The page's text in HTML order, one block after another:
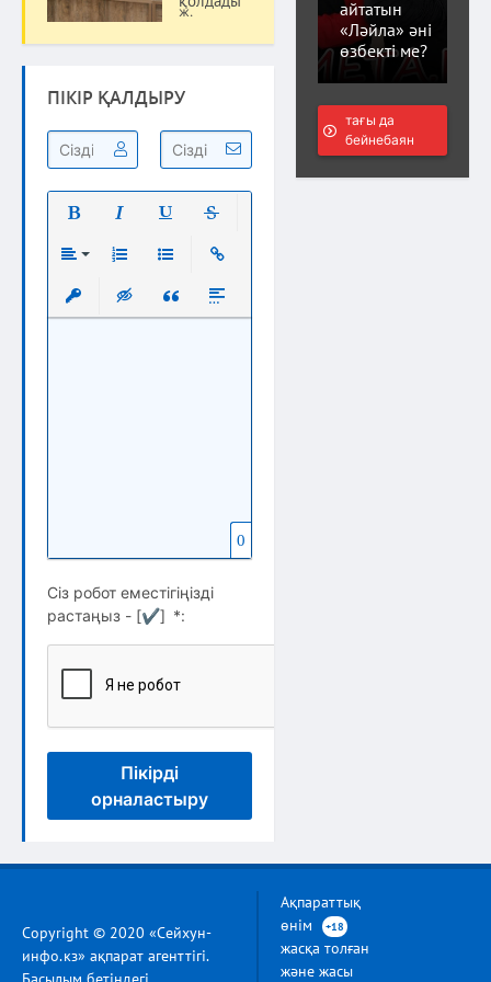
ж.
ПІКІР ҚАЛДЫРУ
Вставить защищенную ссылку
Вставка скрытого текста
Вставка цитаты
Вставка спойлера
0
Сіз робот еместігіңізді
растаңыз - [✔] *:
Пікірді
орналастыру
айтатын
«Ләйла» әні
өзбекті ме?
тағы да
бейнебаян
Copyright © 2020 «Сейхун-
инфо.кз» ақпарат агенттігі.
Ақпараттық
өнім
+18
жасқа толған
және жасы